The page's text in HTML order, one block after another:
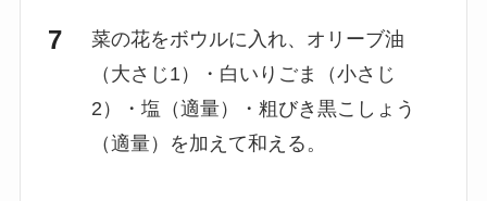
菜の花をボウルに入れ、オリーブ油
（大さじ1）・白いりごま（小さじ
2）・塩（適量）・粗びき黒こしょう
（適量）を加えて和える。